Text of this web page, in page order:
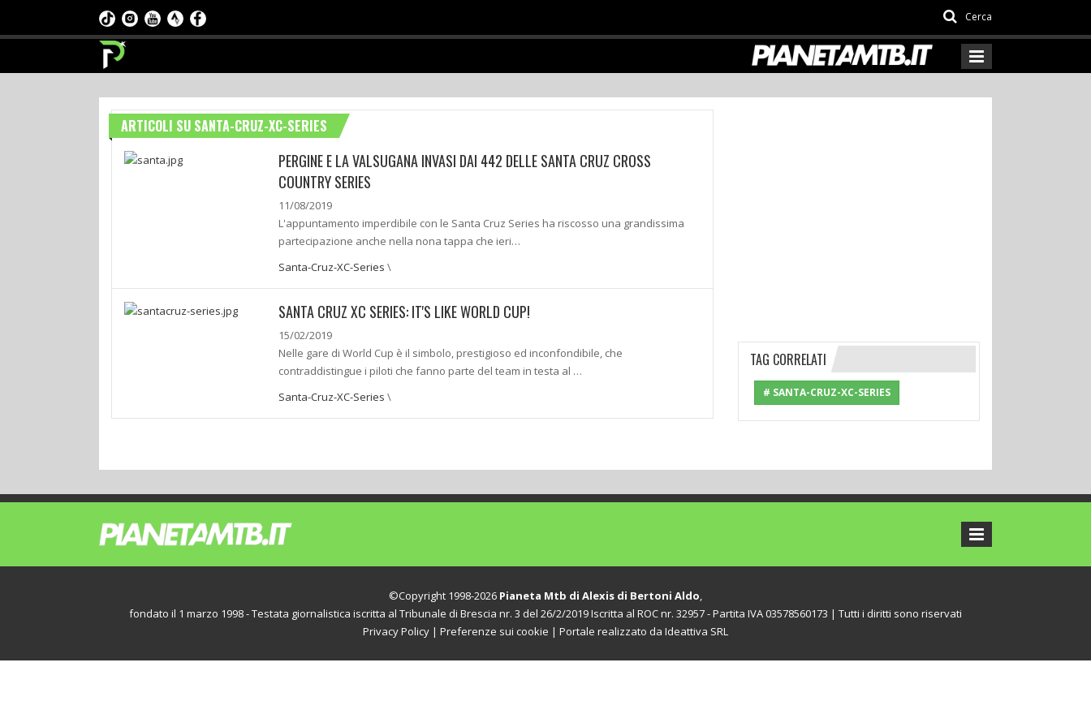
Cerca
ARTICOLI SU SANTA-CRUZ-XC-SERIES
PERGINE E LA VALSUGANA INVASI DAI 442 DELLE SANTA CRUZ CROSS
COUNTRY SERIES
11/08/2019
L'appuntamento imperdibile con le Santa Cruz Series ha riscosso una grandissima
partecipazione anche nella nona tappa che ieri…
Santa-Cruz-XC-Series \
SANTA CRUZ XC SERIES: IT'S LIKE WORLD CUP!
15/02/2019
Nelle gare di World Cup è il simbolo, prestigioso ed inconfondibile, che
contraddistingue i piloti che fanno parte del team in testa al …
Santa-Cruz-XC-Series \
TAG CORRELATI
# SANTA-CRUZ-XC-SERIES
©Copyright 1998-2026 Pianeta Mtb di Alexis di Bertoni Aldo
fondato il 1 marzo 1998 - Testata giornalistica iscritta al Tribunale di Brescia nr. 3 del 26/2/2019 Iscritta al ROC nr. 32957 - Partita IVA 03578560173 | Tutti i diritti sono riservati
Privacy Policy | Preferenze sui cookie | Portale realizzato da Ideattiva SRL